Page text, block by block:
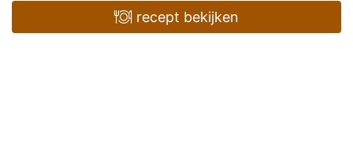
recept bekijken